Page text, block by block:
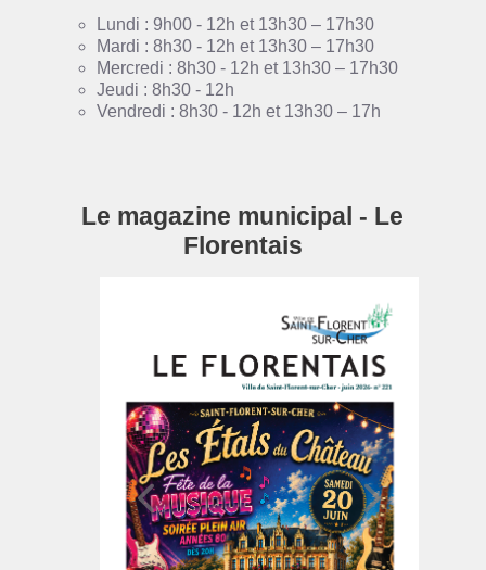
Lundi : 9h00 - 12h et 13h30 – 17h30
Mardi : 8h30 - 12h et 13h30 – 17h30
Mercredi : 8h30 - 12h et 13h30 – 17h30
Jeudi : 8h30 - 12h
Vendredi : 8h30 - 12h et 13h30 – 17h
Le magazine municipal - Le
Florentais